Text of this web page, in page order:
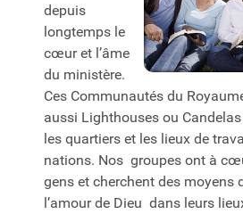
depuis
longtemps le
cœur et l’âme
du ministère.
Ces Communautés du
aussi Lighthouses ou
les quartiers et les lieux de
nations. Nos groupes ont à
gens et cherchent des moyens
l’amour de Dieu dans leurs